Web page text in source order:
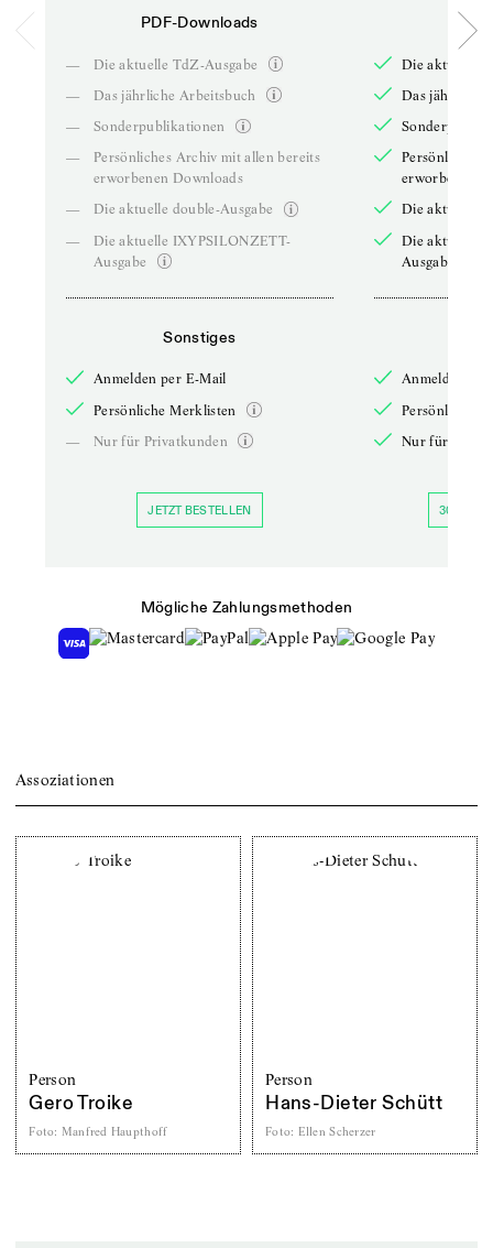
PDF-Downloads
—
Die aktuelle TdZ-Ausgabe
—
Das jährliche Arbeitsbuch
—
Sonderpublikationen
—
Persönliches Archiv mit allen bereits
erworbenen Downloads
—
Die aktuelle double-Ausgabe
—
Die aktuelle IXYPSILONZETT-
Ausgabe
Sonstiges
Anmelden per E-Mail
Persönliche Merklisten
—
Nur für Privatkunden
JETZT BESTELLEN
Die aktuelle
Das jährliche
Persönliches
erworbenen
Die aktuelle
Die aktuelle
Ausgabe
Anmelden
Persönliche
Nur für
30 TAGE
Mögliche Zahlungsmethoden
Assoziationen
Person
Gero Troike
Foto: Manfred Haupthoff
Person
Hans-Dieter Schütt
Foto: Ellen Scherzer